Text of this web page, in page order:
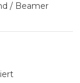
Die
oder Ihr
der
/ Beamer